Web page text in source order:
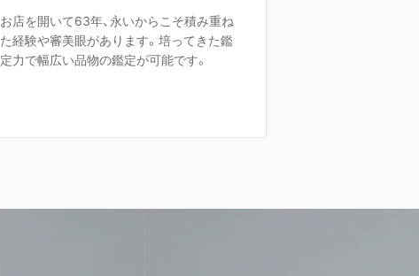
お店を開いて63年、永いからこそ積み重ね
た経験や審美眼があります。培ってきた鑑
定力で幅広い品物の鑑定が可能です。